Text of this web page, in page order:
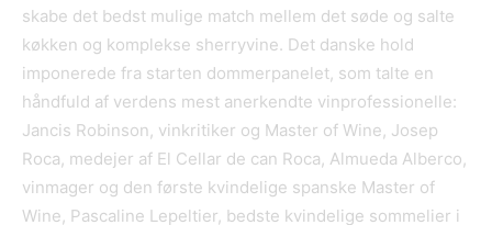
skabe det bedst mulige match mellem det søde og salte
køkken og komplekse sherryvine. Det danske hold
imponerede fra starten dommerpanelet, som talte en
håndfuld af verdens mest anerkendte vinprofessionelle:
Jancis Robinson, vinkritiker og Master of Wine, Josep
Roca, medejer af El Cellar de can Roca, Almueda Alberco,
vinmager og den første kvindelige spanske Master of
Wine, Pascaline Lepeltier, bedste kvindelige sommelier i